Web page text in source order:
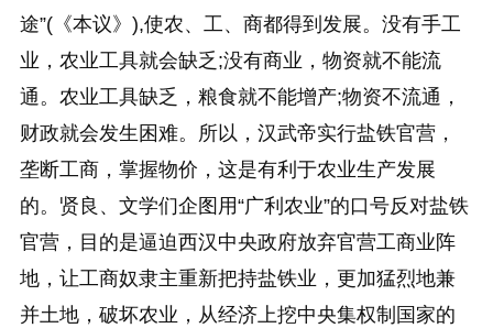
途”(《本议》),使农、工、商都得到发展。没有手工
业，农业工具就会缺乏;没有商业，物资就不能流
通。农业工具缺乏，粮食就不能增产;物资不流通，
财政就会发生困难。所以，汉武帝实行盐铁官营，
垄断工商，掌握物价，这是有利于农业生产发展
的。贤良、文学们企图用“广利农业”的口号反对盐铁
官营，目的是逼迫西汉中央政府放弃官营工商业阵
地，让工商奴隶主重新把持盐铁业，更加猛烈地兼
并土地，破坏农业，从经济上挖中央集权制国家的